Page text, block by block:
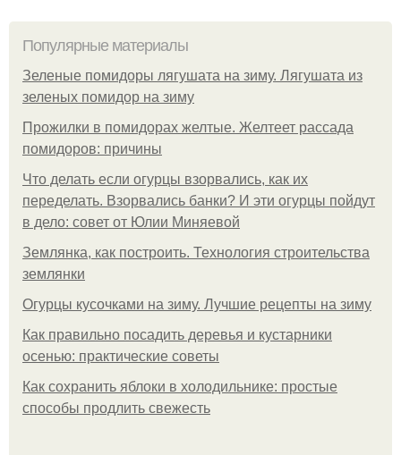
Популярные материалы
Зеленые помидоры лягушата на зиму. Лягушата из
зеленых помидор на зиму
Прожилки в помидорах желтые. Желтеет рассада
помидоров: причины
Что делать если огурцы взорвались, как их
переделать. Взорвались банки? И эти огурцы пойдут
в дело: совет от Юлии Миняевой
Землянка, как построить. Технология строительства
землянки
Огурцы кусочками на зиму. Лучшие рецепты на зиму
Как правильно посадить деревья и кустарники
осенью: практические советы
Как сохранить яблоки в холодильнике: простые
способы продлить свежесть